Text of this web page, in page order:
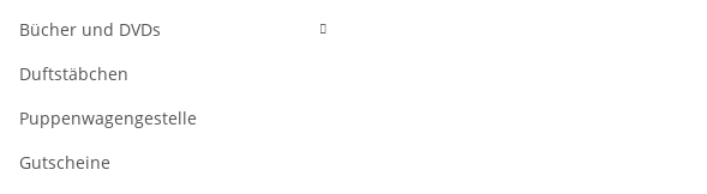
Bücher und DVDs
Duftstäbchen
Puppenwagengestelle
Gutscheine